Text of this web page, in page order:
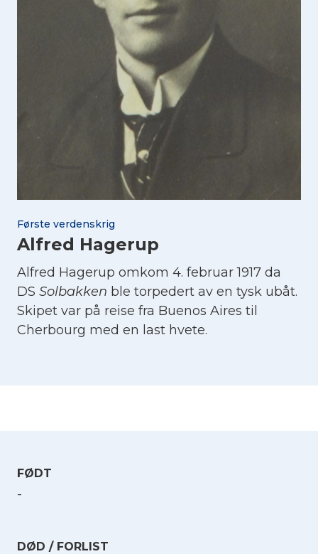
Første verdenskrig
Alfred Hagerup
Alfred Hagerup omkom 4. februar 1917 da
DS Solbakken ble torpedert av en tysk ubåt.
Skipet var på reise fra Buenos Aires til
Cherbourg med en last hvete.
FØDT
-
DØD / FORLIST